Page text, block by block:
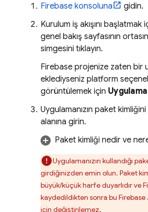
Firebase konsoluna
gidin.
Kurulum iş akışını başlatmak
genel bakış sayfasının
simgesini tıklayın.
Firebase projenize zaten bir
eklediyseniz platform
görüntülemek için
Uygulamanızın paket kimliğini
alanına girin.
Paket kimliği nedir ve
Uygulamanızın kullandığı
girdiğinizden emin olun. Paket
büyük/küçük harfe duyarlıdır ve
kaydedildikten sonra bu Firebase
için değiştirilemez.